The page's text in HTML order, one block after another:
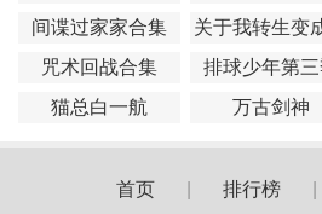
场版：Q
间谍过家家合集
关于我转生变
莱姆这档事第
咒术回战合集
排球少年第
猫总白一航 万古剑神
首页 排行榜